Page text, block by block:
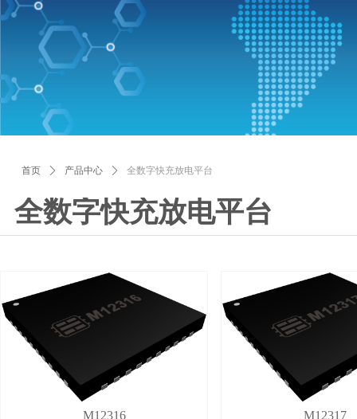
M12316 M12317
全数字快充放电平台
首页 ꄲ 产品中心 ꄲ 全数字快充放电平台